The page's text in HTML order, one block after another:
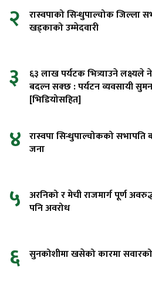
२
रास्वपाको सिन्धुपाल्चोक जिल्ला
खड्काको उम्मेदवारी
३
६३ लाख पर्यटक भित्र्याउने लक्ष्यले
बदल्न सक्छ : पर्यटन व्यवसायी
[भिडियोसहित]
४ रास्वपा सिन्धुपाल्चोकको सभापति
जना
५ अरनिको र मेची राजमार्ग पूर्ण
पनि अवरोध
६ सुनकोशीमा खसेको कारमा